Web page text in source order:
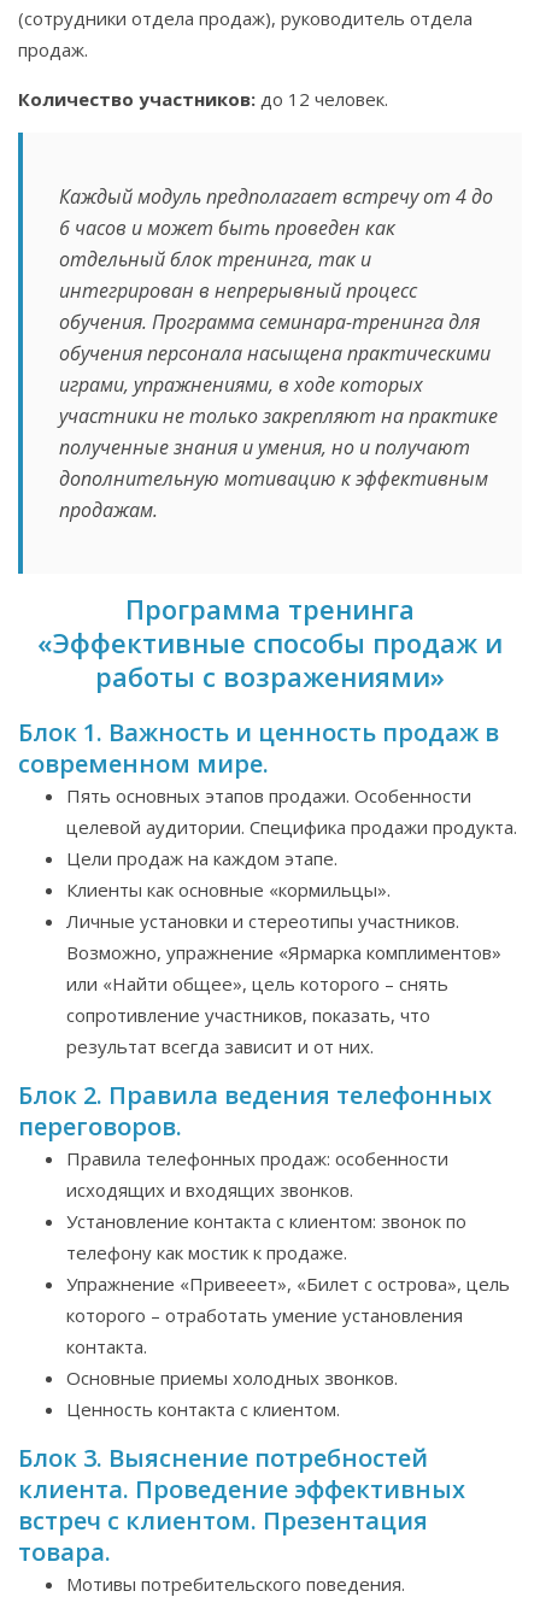
(сотрудники отдела продаж), руководитель отдела
продаж.
Количество участников: до 12 человек.
Каждый модуль предполагает встречу от 4 до
6 часов и может быть проведен как
отдельный блок тренинга, так и
интегрирован в непрерывный процесс
обучения. Программа семинара-тренинга для
обучения персонала насыщена практическими
играми, упражнениями, в ходе которых
участники не только закрепляют на практике
полученные знания и умения, но и получают
дополнительную мотивацию к эффективным
продажам.
Программа тренинга
«Эффективные способы продаж и
работы с возражениями»
Блок 1. Важность и ценность продаж в
современном мире.
Пять основных этапов продажи. Особенности
целевой аудитории. Специфика продажи продукта.
Цели продаж на каждом этапе.
Клиенты как основные «кормильцы».
Личные установки и стереотипы участников.
Возможно, упражнение «Ярмарка комплиментов»
или «Найти общее», цель которого – снять
сопротивление участников, показать, что
результат всегда зависит и от них.
Блок 2. Правила ведения телефонных
переговоров.
Правила телефонных продаж: особенности
исходящих и входящих звонков.
Установление контакта с клиентом: звонок по
телефону как мостик к продаже.
Упражнение «Привееет», «Билет с острова», цель
которого – отработать умение установления
контакта.
Основные приемы холодных звонков.
Ценность контакта с клиентом.
Блок 3. Выяснение потребностей
клиента. Проведение эффективных
встреч с клиентом. Презентация
товара.
Мотивы потребительского поведения.